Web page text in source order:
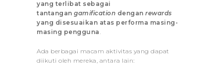
yang terlibat sebagai
tantangan gamification dengan rewards
yang disesuaikan atas performa masing-
masing pengguna
Ada berbagai macam aktivitas yang dapat
diikuti oleh mereka, antara lain: